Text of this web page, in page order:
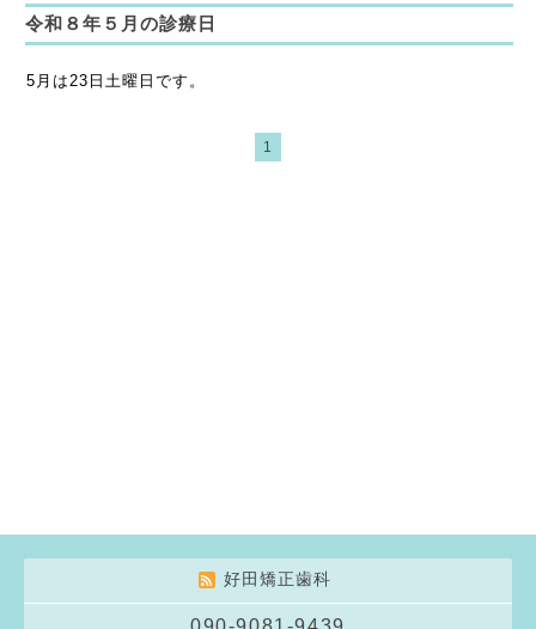
令和８年５月の診療日
5月は23日土曜日です。
1
好田矯正歯科